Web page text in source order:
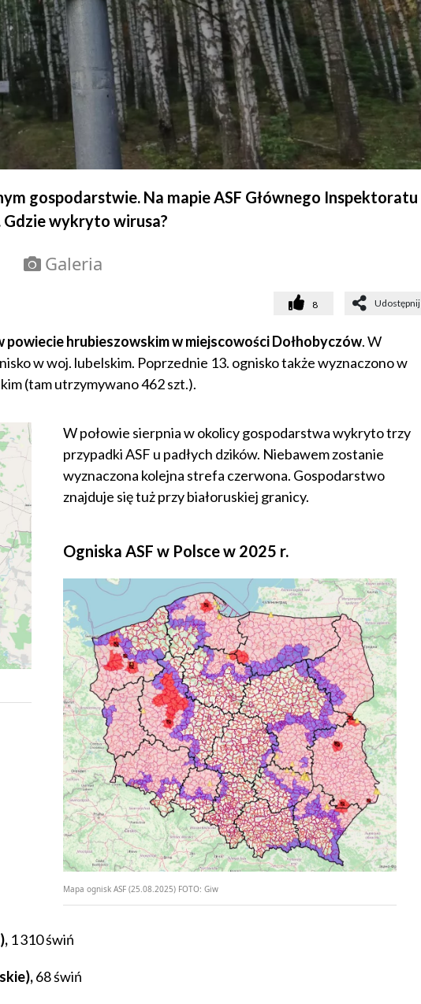
gospodarstwie. Na mapie ASF Głównego Inspektoratu
wykryto wirusa?
Galeria
8 Udostępnij
powiecie hrubieszowskim w miejscowości Dołhobyczów. W
w woj. lubelskim. Poprzednie 13. ognisko także wyznaczono w
(tam utrzymywano 462 szt.).
W połowie sierpnia w okolicy gospodarstwa wykryto trzy
przypadki ASF u padłych dzików. Niebawem zostanie
wyznaczona kolejna strefa czerwona. Gospodarstwo
znajduje się tuż przy białoruskiej granicy.
Ogniska ASF w Polsce w 2025 r.
Mapa ognisk ASF (25.08.2025) FOTO: Giw
1 310 świń
68 świń